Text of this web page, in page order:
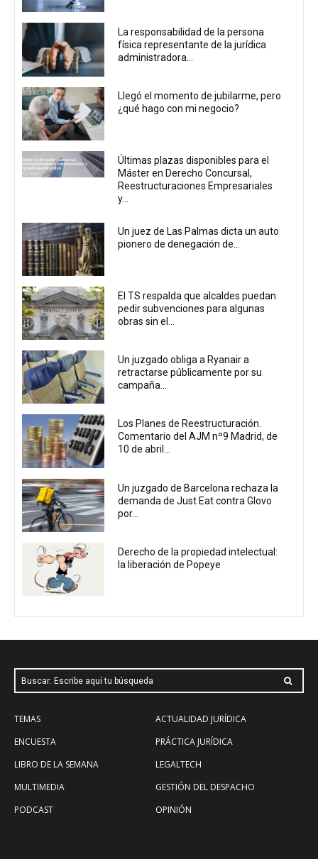
La responsabilidad de la persona
física representante de la jurídica
administradora...
Llegó el momento de jubilarme, pero
¿qué hago con mi negocio?
Últimas plazas disponibles para el
Máster en Derecho Concursal,
Reestructuraciones Empresariales
y...
Un juez de Las Palmas dicta un auto
pionero de denegación de...
El TS respalda que alcaldes puedan
pedir subvenciones para algunas
obras sin el...
Un juzgado obliga a Ryanair a
retractarse públicamente por su
campaña...
Los Planes de Reestructuración.
Comentario del AJM nº9 Madrid, de
10 de abril...
Un juzgado de Barcelona rechaza la
demanda de Just Eat contra Glovo
por...
Derecho de la propiedad intelectual:
la liberación de Popeye
Buscar: Escribe aquí tu búsqueda
TEMAS
ENCUESTA
LIBRO DE LA SEMANA
MULTIMEDIA
PODCAST
ACTUALIDAD JURÍDICA
PRÁCTICA JURÍDICA
LEGALTECH
GESTIÓN DEL DESPACHO
OPINIÓN